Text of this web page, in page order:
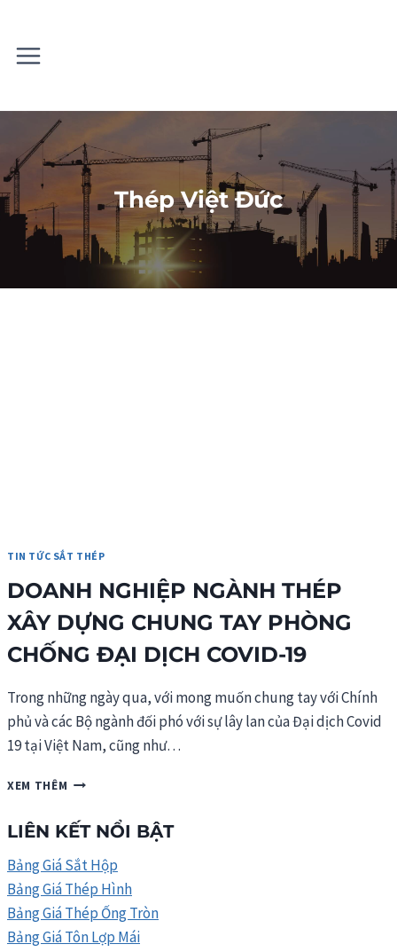
content
Thép Việt Đức
TIN TỨC SẮT THÉP
DOANH NGHIỆP NGÀNH THÉP
XÂY DỰNG CHUNG TAY PHÒNG
CHỐNG ĐẠI DỊCH COVID-19
Trong những ngày qua, với mong muốn chung tay với Chính
phủ và các Bộ ngành đối phó với sự lây lan của Đại dịch Covid
19 tại Việt Nam, cũng như…
XEM THÊM DOANH
NGÀNH
THÉP
XÂY
DỰNG
CHUNG
TAY
PHÒNG
CHỐNG
LIÊN KẾT NỔI BẬT
Bảng Giá Sắt Hộp
Bảng Giá Thép Hình
Bảng Giá Thép Ống Tròn
Bảng Giá Tôn Lợp Mái